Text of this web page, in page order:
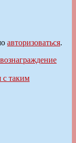
авторизоваться.
с таким